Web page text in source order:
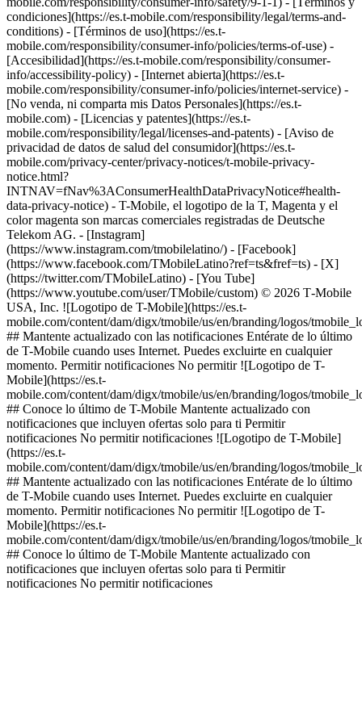
condiciones](https://es.t-mobile.com/responsibility/legal/terms-and-
conditions) - [Términos de uso](https://es.t-
mobile.com/responsibility/consumer-info/policies/terms-of-use) -
[Accesibilidad](https://es.t-mobile.com/responsibility/consumer-
info/accessibility-policy) - [Internet abierta](https://es.t-
mobile.com/responsibility/consumer-info/policies/internet-service) -
[No venda, ni comparta mis Datos Personales](https://es.t-
mobile.com) - [Licencias y patentes](https://es.t-
mobile.com/responsibility/legal/licenses-and-patents) - [Aviso de
privacidad de datos de salud del consumidor](https://es.t-
mobile.com/privacy-center/privacy-notices/t-mobile-privacy-
notice.html?
INTNAV=fNav%3AConsumerHealthDataPrivacyNotice#health-
data-privacy-notice) - T-Mobile, el logotipo de la T, Magenta y el
color magenta son marcas comerciales registradas de Deutsche
Telekom AG. - [Instagram]
(https://www.instagram.com/tmobilelatino/) - [Facebook]
(https://www.facebook.com/TMobileLatino?ref=ts&fref=ts) - [X]
(https://twitter.com/TMobileLatino) - [You Tube]
(https://www.youtube.com/user/TMobile/custom) © 2026 T‑Mobile
USA, Inc. ![Logotipo de T-Mobile](https://es.t-
mobile.com/content/dam/digx/tmobile/us/en/branding/logos/
## Mantente actualizado con las notificaciones Entérate de lo último
de T-Mobile cuando uses Internet. Puedes excluirte en cualquier
momento. Permitir notificaciones No permitir ![Logotipo de T-
Mobile](https://es.t-
mobile.com/content/dam/digx/tmobile/us/en/branding/logos/
## Conoce lo último de T-Mobile Mantente actualizado con
notificaciones que incluyen ofertas solo para ti Permitir
notificaciones No permitir notificaciones ![Logotipo de T-Mobile]
(https://es.t-
mobile.com/content/dam/digx/tmobile/us/en/branding/logos/
## Mantente actualizado con las notificaciones Entérate de lo último
de T-Mobile cuando uses Internet. Puedes excluirte en cualquier
momento. Permitir notificaciones No permitir ![Logotipo de T-
Mobile](https://es.t-
mobile.com/content/dam/digx/tmobile/us/en/branding/logos/
## Conoce lo último de T-Mobile Mantente actualizado con
notificaciones que incluyen ofertas solo para ti Permitir
notificaciones No permitir notificaciones